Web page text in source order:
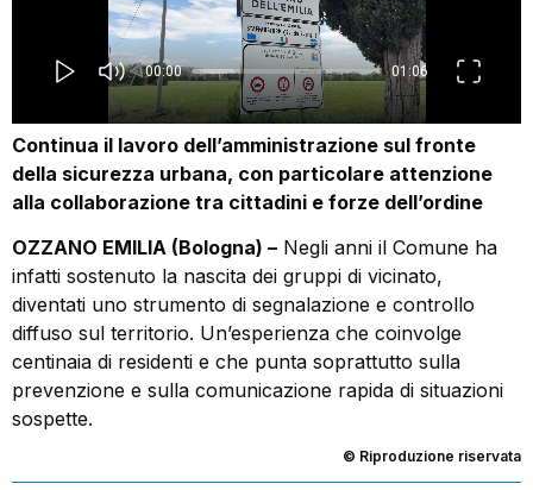
Continua il lavoro dell’amministrazione sul fronte
della sicurezza urbana, con particolare attenzione
alla collaborazione tra cittadini e forze dell’ordine
OZZANO EMILIA (Bologna) – Negli anni il Comune ha
infatti sostenuto la nascita dei gruppi di vicinato,
diventati uno strumento di segnalazione e controllo
diffuso sul territorio. Un’esperienza che coinvolge
centinaia di residenti e che punta soprattutto sulla
prevenzione e sulla comunicazione rapida di situazioni
sospette.
© Riproduzione riservata